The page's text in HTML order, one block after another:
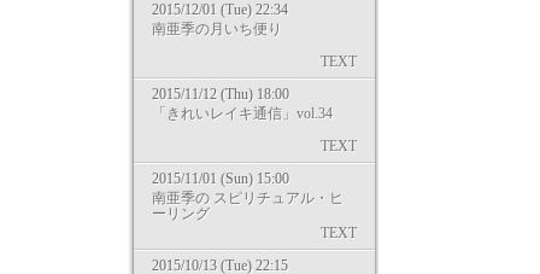
2015/12/01 (Tue) 22:34
南亜季の月いち便り
TEXT
2015/11/12 (Thu) 18:00
「きれいレイキ通信」vol.34
TEXT
2015/11/01 (Sun) 15:00
南亜季の スピリチュアル・ヒ
ーリング
TEXT
2015/10/13 (Tue) 22:15